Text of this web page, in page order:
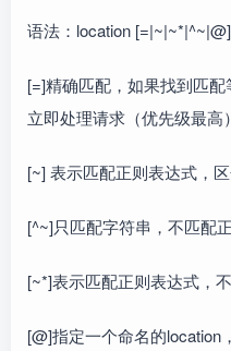
语法：location
[=]精确匹配，如果找到匹
立即处理请求（优先级最高）
[~] 表示匹配正则表达式，
[^~]只匹配字符串，不匹配
[~*]表示匹配正则表达式，
[@]指定一个命名的